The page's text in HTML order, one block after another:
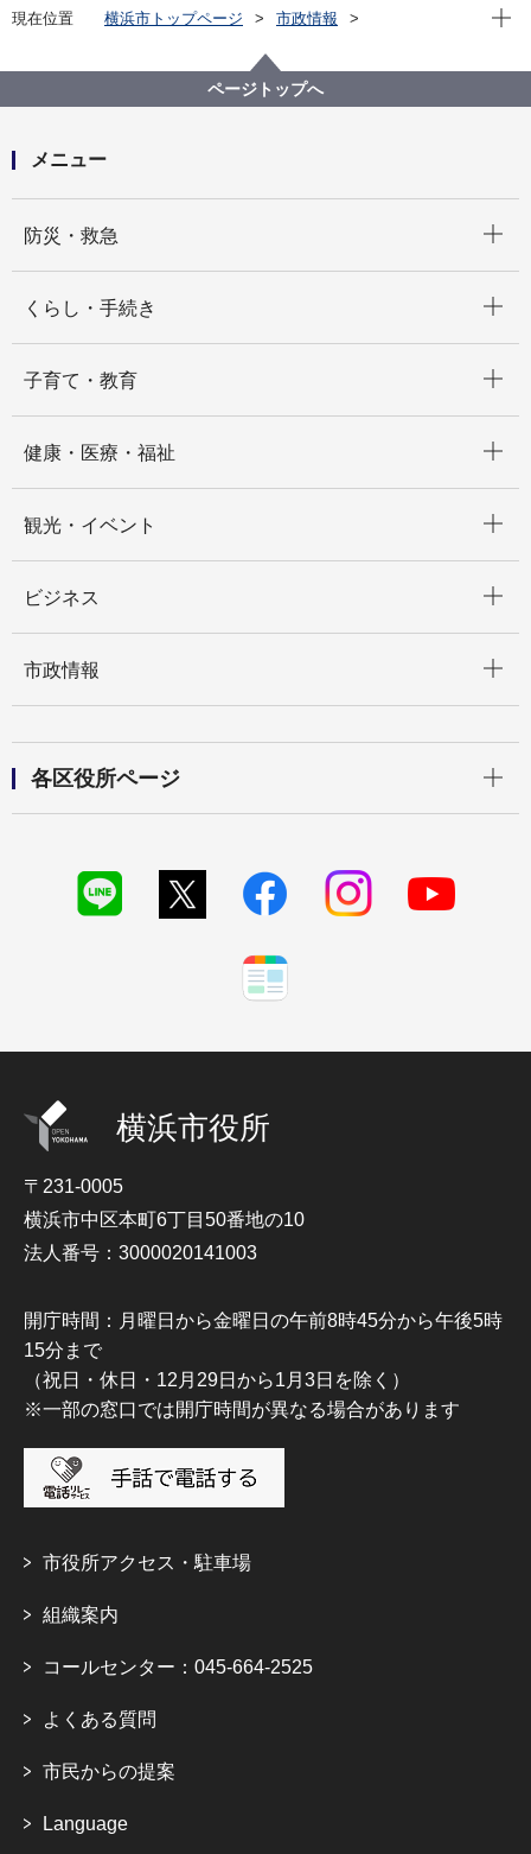
現在位置 横浜市トップページ
市政情報
現在
ページトップへ
メニュー
防災・救急
くらし・手続き
子育て・教育
健康・医療・福祉
観光・イベント
ビジネス
市政情報
各区役所ページ
横浜市役所
〒231-0005
横浜市中区本町6丁目50番地の10
法人番号：3000020141003
開庁時間：月曜日から金曜日の午前8時45分から午後5時
15分まで
（祝日・休日・12月29日から1月3日を除く）
※一部の窓口では開庁時間が異なる場合があります
市役所アクセス・駐車場
組織案内
コールセンター：045-664-2525
よくある質問
市民からの提案
Language